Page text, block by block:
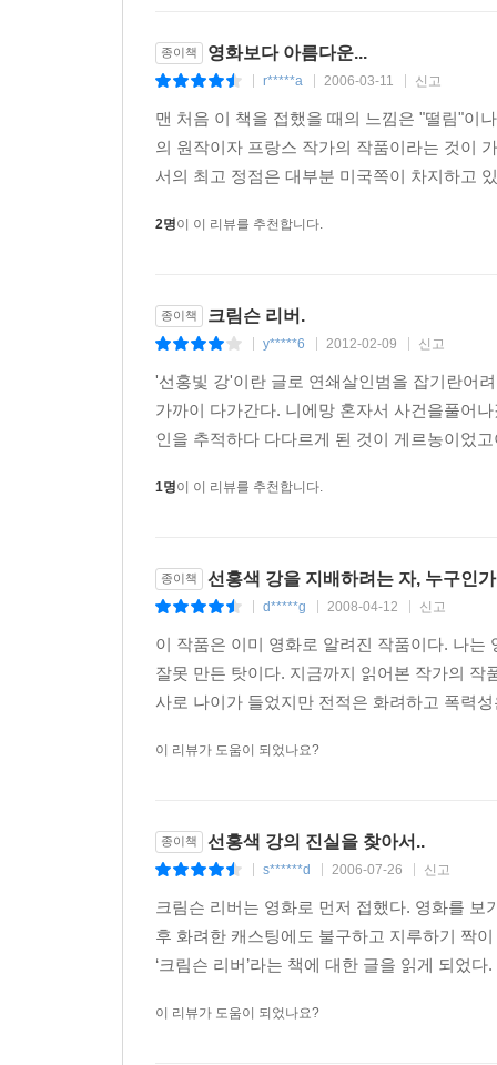
종이책 영화보다 아름다운...
r*****a 2006-03-11 신고
맨 처음 이 책을 접했을 때의 느낌은 "떨림"이
의 원작이자 프랑스 작가의 작품이라는 것이
서의 최고 정점은 대부분 미국쪽이 차지하고
2명이 이 리뷰를 추천합니다.
종이책 크림슨 리버.
y*****6 2012-02-09 신고
'선홍빛 강'이란 글로 연쇄살인범을 잡기란어
가까이 다가간다. 니에망 혼자서 사건을풀어
인을 추적하다 다다르게 된 것이 게르농이었
1명이 이 리뷰를 추천합니다.
종이책 선홍색 강을 지배하려는 자, 누구인
d*****g 2008-04-12 신고
이 작품은 이미 영화로 알려진 작품이다. 나
잘못 만든 탓이다. 지금까지 읽어본 작가의
사로 나이가 들었지만 전적은 화려하고 폭력
이 리뷰가 도움이 되었나요?
종이책 선홍색 강의 진실을 찾아서..
s******d 2006-07-26 신고
크림슨 리버는 영화로 먼저 접했다. 영화를 보
후 화려한 캐스팅에도 불구하고 지루하기 짝
‘크림슨 리버’라는 책에 대한 글을 읽게 되었
이 리뷰가 도움이 되었나요?